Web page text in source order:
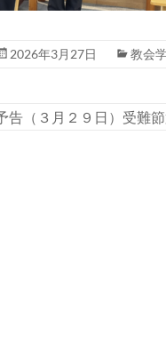
2026年3月27日 教会
告（３月２９日）受難